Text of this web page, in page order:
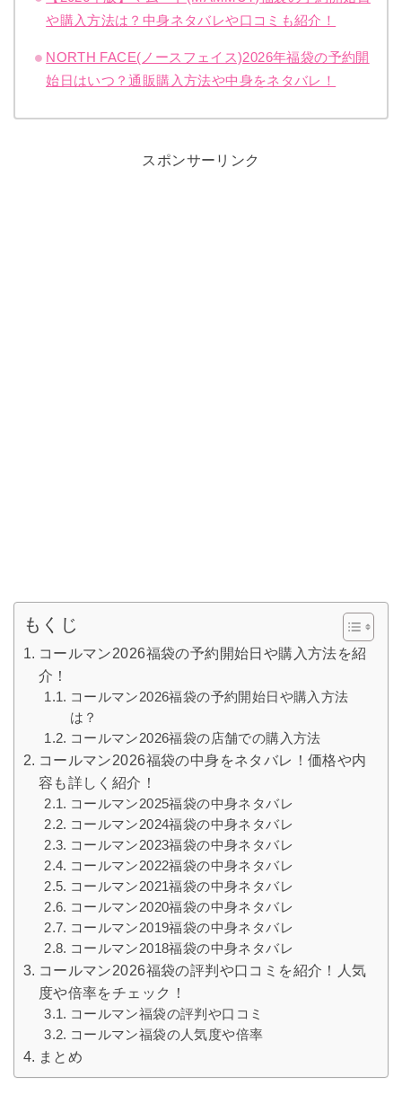
や購入方法は？中身ネタバレや口コミも紹介！
NORTH FACE(ノースフェイス)2026年福袋の予約開
始日はいつ？通販購入方法や中身をネタバレ！
スポンサーリンク
もくじ
コールマン2026福袋の予約開始日や購入方法を紹
介！
コールマン2026福袋の予約開始日や購入方法
は？
コールマン2026福袋の店舗での購入方法
コールマン2026福袋の中身をネタバレ！価格や内
容も詳しく紹介！
コールマン2025福袋の中身ネタバレ
コールマン2024福袋の中身ネタバレ
コールマン2023福袋の中身ネタバレ
コールマン2022福袋の中身ネタバレ
コールマン2021福袋の中身ネタバレ
コールマン2020福袋の中身ネタバレ
コールマン2019福袋の中身ネタバレ
コールマン2018福袋の中身ネタバレ
コールマン2026福袋の評判や口コミを紹介！人気
度や倍率をチェック！
コールマン福袋の評判や口コミ
コールマン福袋の人気度や倍率
まとめ